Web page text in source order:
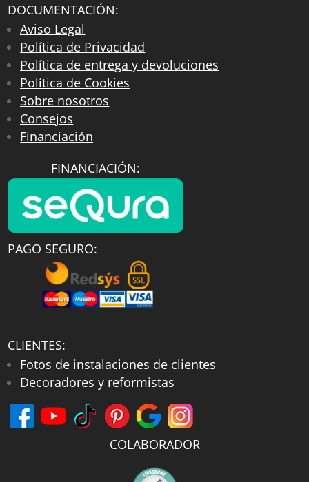
DOCUMENTACIÓN:
Aviso Legal
Política de Privacidad
Política de entrega y devoluciones
Política de Cookies
Sobre nosotros
Consejos
Financiación
FINANCIACIÓN:
PAGO SEGURO:
CLIENTES:
Fotos de instalaciones de clientes
Decoradores y reformistas
COLABORADOR